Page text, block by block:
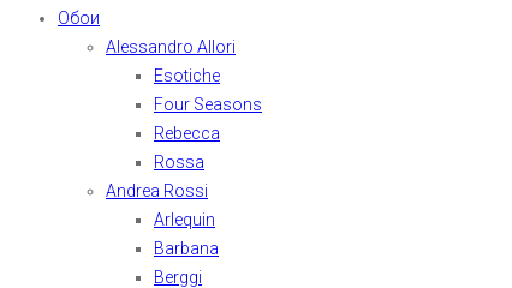
Обои
Alessandro Allori
Esotiche
Four Seasons
Rebecca
Rossa
Andrea Rossi
Arlequin
Barbana
Berggi